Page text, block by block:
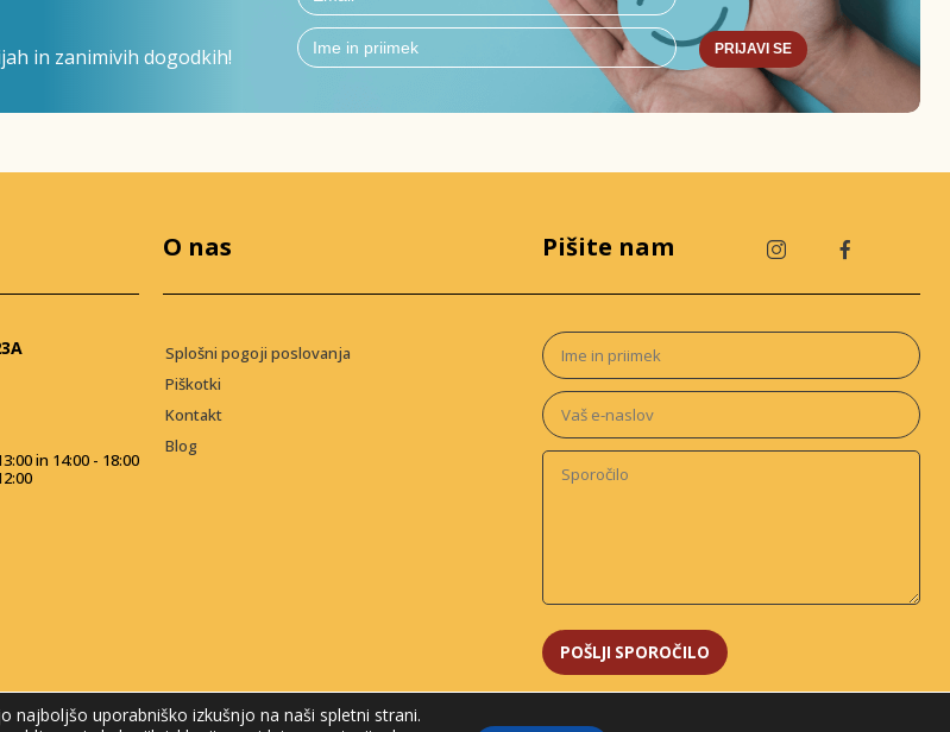
in zanimivih dogodkih! PRIJAVI SE
in 14:00 - 18:00
O nas
Splošni pogoji poslovanja
Piškotki
Kontakt
Blog
Pišite nam
najboljšo uporabniško izkušnjo na naši spletni strani.